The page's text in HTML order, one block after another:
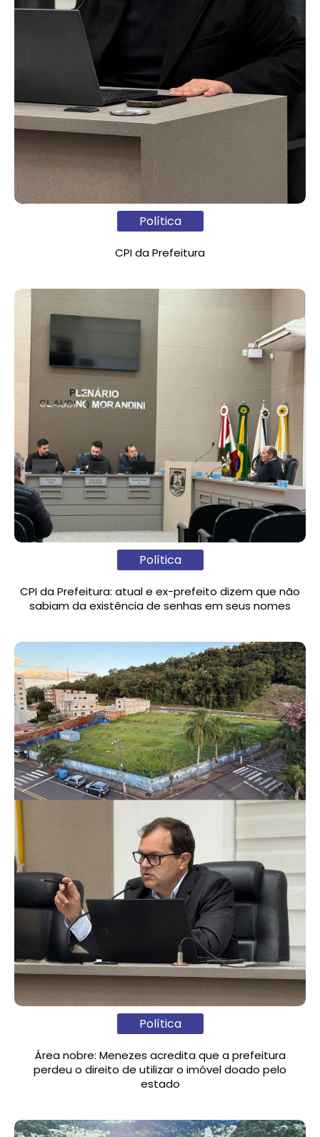
Política
CPI da Prefeitura
Política
CPI da Prefeitura: atual e ex-prefeito dizem que não
sabiam da existência de senhas em seus nomes
Política
Área nobre: Menezes acredita que a prefeitura
perdeu o direito de utilizar o imóvel doado pelo
estado